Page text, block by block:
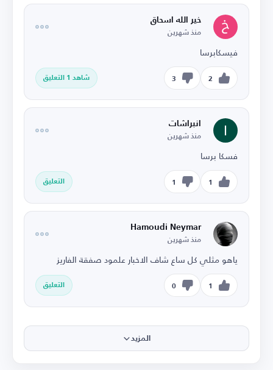
خير الله اسحاق
منذ شهرين
فيسكابرسا
2
3 شاهد 1 التعليق
انبراشات
منذ شهرين
فسكا برسا
1
1 التعليق
Hamoudi Neymar
منذ شهرين
ياهو مثلي كل ساع شاف الاخبار علمود صفقة الفاريز
1
0 التعليق
المزيد